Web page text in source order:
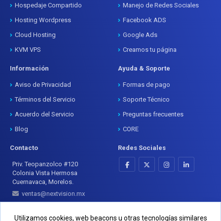
Hospedaje Compartido
Hosting Wordpress
Cloud Hosting
KVM VPS
Manejo de Redes Sociales
Facebook ADS
Google Ads
Creamos tu página
Información
Aviso de Privacidad
Términos del Servicio
Acuerdo del Servicio
Blog
Ayuda & Soporte
Formas de pago
Soporte Técnico
Preguntas frecuentes
CORE
Contacto
Priv. Teopanzolco #120
Colonia Vista Hermosa
Cuernavaca, Morelos.
ventas@nextvision.mx
Redes Sociales
Utilizamos cookies, web beacons u otras tecnologías similares